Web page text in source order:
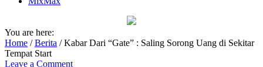
You are here:
Home /Berita /Kabar Dari “Gate” : Saling Sorong Uang di Sekitar
Tempat Start
Leave a Comment